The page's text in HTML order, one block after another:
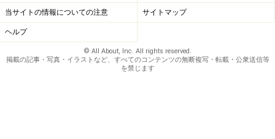
当サイトの情報についての注意 サイトマップ
ヘルプ
© All About, Inc. All rights reserved.
掲載の記事・写真・イラストなど、すべてのコンテンツの無断複写・転載・公衆送信等
を禁じます